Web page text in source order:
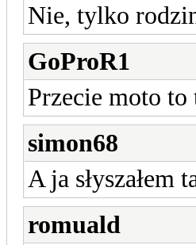
Nie, tylko
GoProR1
Przecie moto
simon68
A ja słyszałem
romuald